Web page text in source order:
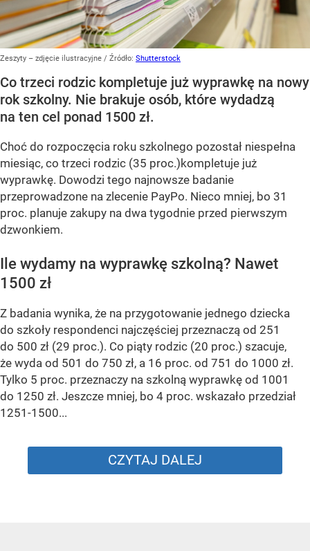
Zeszyty – zdjęcie ilustracyjne / Źródło: Shutterstock
Co trzeci rodzic kompletuje już wyprawkę na nowy
rok szkolny. Nie brakuje osób, które wydadzą
na ten cel ponad 1500 zł.
Choć do rozpoczęcia roku szkolnego pozostał niespełna
miesiąc, co trzeci rodzic (35 proc.)kompletuje już
wyprawkę. Dowodzi tego najnowsze badanie
przeprowadzone na zlecenie PayPo. Nieco mniej, bo 31
proc. planuje zakupy na dwa tygodnie przed pierwszym
dzwonkiem.
Ile wydamy na wyprawkę szkolną? Nawet
1500 zł
Z badania wynika, że na przygotowanie jednego dziecka
do szkoły respondenci najczęściej przeznaczą od 251
do 500 zł (29 proc.). Co piąty rodzic (20 proc.) szacuje,
że wyda od 501 do 750 zł, a 16 proc. od 751 do 1000 zł.
Tylko 5 proc. przeznaczy na szkolną wyprawkę od 1001
do 1250 zł. Jeszcze mniej, bo 4 proc. wskazało przedział
1251-1500...
CZYTAJ DALEJ